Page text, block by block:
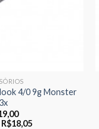
4/0 9g Monster
3x
R$18,05